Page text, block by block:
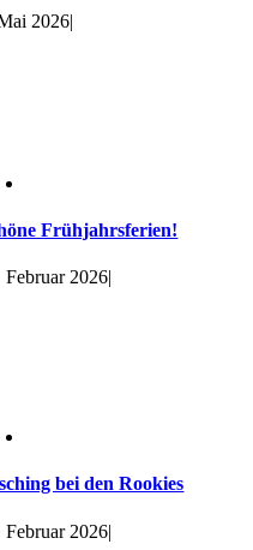
2026|
Frühjahrsferien!
Februar 2026|
bei den Rookies
Februar 2026|